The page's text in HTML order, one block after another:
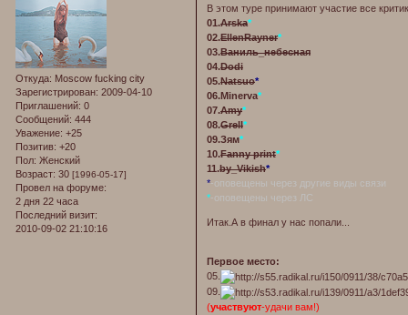
Откуда: Moscow fucking city
Зарегистрирован: 2009-04-10
Приглашений: 0
Сообщений: 444
Уважение: +25
Позитив: +20
Пол: Женский
Возраст: 30 [1996-05-17]
Провел на форуме:
2 дня 22 часа
Последний визит:
2010-09-02 21:10:16
В этом туре принимают участие все
01.Arska*
02.EllenRayner*
03.Ваниль_небесная
04.Dodi
05.Natsuo*
06.Minerva*
07.Amy*
08.Grell*
09.Зям*
10.Fanny print*
11.by_Vikish*
*-оповещены через другие виды связи
*-оповещены через ЛС
Итак.А в финал у нас попали...
Первое место:
05.
09.
(участвуют-удачи вам!)